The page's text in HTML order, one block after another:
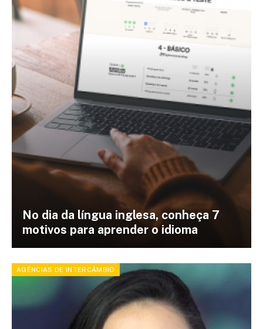
No dia da língua inglesa, conheça 7
motivos para aprender o idioma
AGÊNCIAS DE INTERCÂMBIO